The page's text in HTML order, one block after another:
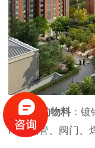
使用的物料：镀
PVC线管、阀门、